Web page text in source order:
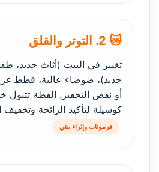
😿 2. التوتر والقلق
تغيير في البيت (أثاث جديد،
جديد)، ضوضاء عالية، قطط
أو نقص التحفيز. القطة تتبول
كوسيلة لتأكيد الرائحة وتخفيف
فرمونات وإثراء بيئي